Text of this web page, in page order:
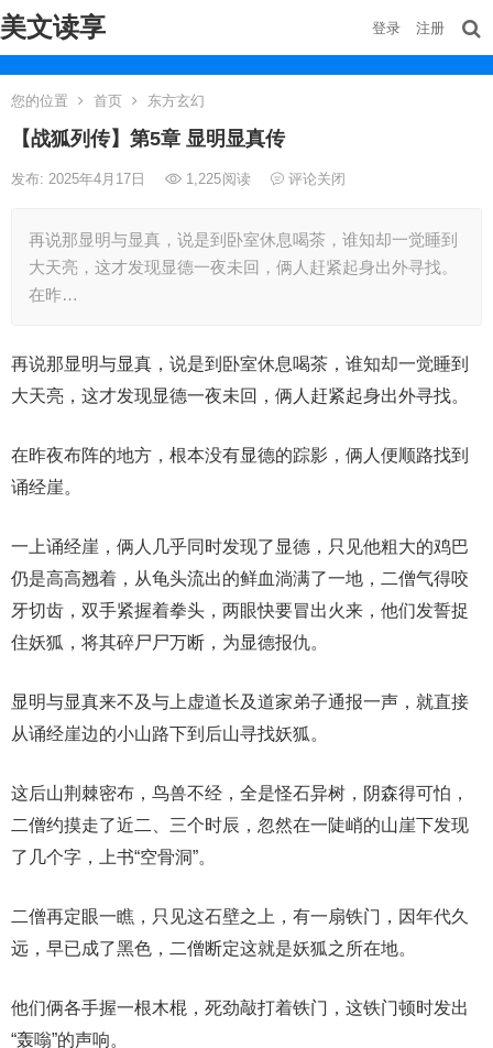
美文读享 登录 注册
您的位置 首页 东方玄幻
【战狐列传】第5章 显明显真传
发布: 2025年4月17日 1,225阅读 评论关闭
再说那显明与显真，说是到卧室休息喝茶，谁知却一觉睡到
大天亮，这才发现显德一夜未回，俩人赶紧起身出外寻找。
在昨…
再说那显明与显真，说是到卧室休息喝茶，谁知却一觉睡到
大天亮，这才发现显德一夜未回，俩人赶紧起身出外寻找。
在昨夜布阵的地方，根本没有显德的踪影，俩人便顺路找到
诵经崖。
一上诵经崖，俩人几乎同时发现了显德，只见他粗大的鸡巴
仍是高高翘着，从龟头流出的鲜血淌满了一地，二僧气得咬
牙切齿，双手紧握着拳头，两眼快要冒出火来，他们发誓捉
住妖狐，将其碎尸尸万断，为显德报仇。
显明与显真来不及与上虚道长及道家弟子通报一声，就直接
从诵经崖边的小山路下到后山寻找妖狐。
这后山荆棘密布，鸟兽不经，全是怪石异树，阴森得可怕，
二僧约摸走了近二、三个时辰，忽然在一陡峭的山崖下发现
了几个字，上书“空骨洞”。
二僧再定眼一瞧，只见这石壁之上，有一扇铁门，因年代久
远，早已成了黑色，二僧断定这就是妖狐之所在地。
他们俩各手握一根木棍，死劲敲打着铁门，这铁门顿时发出
“轰嗡”的声响。